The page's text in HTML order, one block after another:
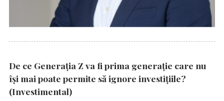
De ce Generația Z va fi prima generație care nu
își mai poate permite să ignore investițiile?
(Investimental)